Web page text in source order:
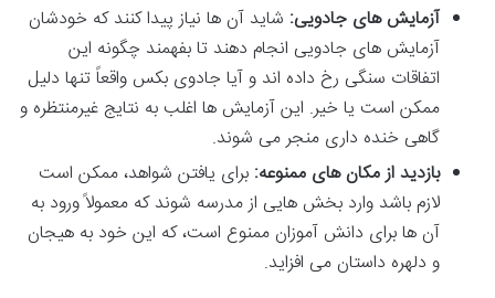
آزمایش های جادویی: شاید آن ها نیاز پیدا کنند که خودشان
آزمایش های جادویی انجام دهند تا بفهمند چگونه این
اتفاقات سنگی رخ داده اند و آیا جادوی بکس واقعاً تنها دلیل
ممکن است یا خیر. این آزمایش ها اغلب به نتایج غیرمنتظره و
گاهی خنده داری منجر می شوند.
بازدید از مکان های ممنوعه: برای یافتن شواهد، ممکن است
لازم باشد وارد بخش هایی از مدرسه شوند که معمولاً ورود به
آن ها برای دانش آموزان ممنوع است، که این خود به هیجان
و دلهره داستان می افزاید.